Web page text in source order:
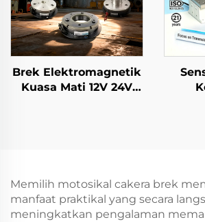
Brek Elektromagnetik
Kuasa Mati 12V 24V
Memilih motosikal cakera brek
manfaat praktikal yang secara
meningkatkan pengalaman